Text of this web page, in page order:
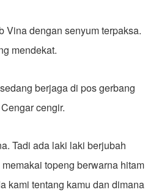
Vina dengan senyum terpaksa.
mendekat.
berjaga di pos gerbang
cengir.
Tadi ada laki laki berjubah
topeng berwarna hitam
kami tentang kamu dan dimana